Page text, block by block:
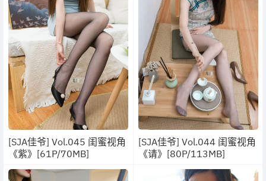
[SJA佳爷] Vol.045 闺蜜视角
《紫》[61P/70MB]
[SJA佳爷] Vol.044 闺蜜视角
《请》[80P/113MB]